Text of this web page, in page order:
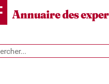
Annuaire des